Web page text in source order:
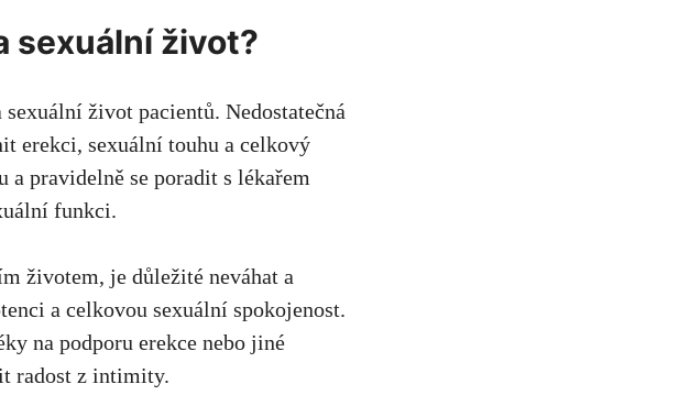
sexuální život?
život pacientů. Nedostatečná
erekci, sexuální touhu a celkový
pravidelně se poradit s lékařem
funkci.
životem, je důležité neváhat a
a celkovou sexuální spokojenost.
na podporu erekce nebo jiné
radost z intimity.